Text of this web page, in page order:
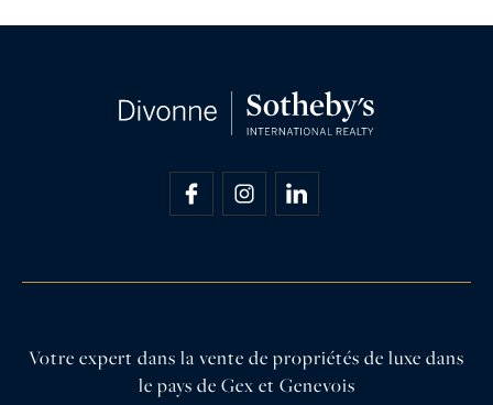
Votre expert dans la vente de propriétés de luxe dans
le pays de Gex et Genevois